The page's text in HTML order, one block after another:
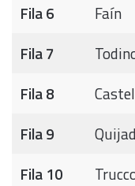
Fila 6
Faín
Fila 7
Fila 8
Fila 9
Fila 10